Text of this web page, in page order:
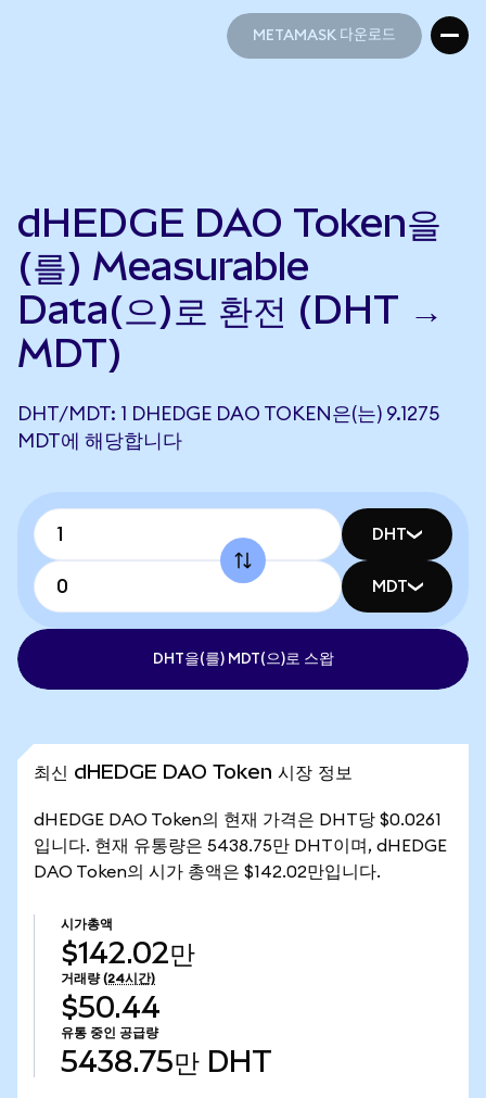
METAMASK 다운로드
dHEDGE DAO Token을
(를) Measurable
Data(으)로 환전 (DHT →
MDT)
DHT/MDT: 1 DHEDGE DAO TOKEN은(는) 9.1275
MDT에 해당합니다
DHT
MDT
DHT을(를) MDT(으)로 스왑
최신 dHEDGE DAO Token 시장 정보
dHEDGE DAO Token의 현재 가격은 DHT당 $0.0261
입니다. 현재 유통량은 5438.75만 DHT이며, dHEDGE
DAO Token의 시가 총액은 $142.02만입니다.
시가총액
$142.02만
거래량 (24시간)
$50.44
유통 중인 공급량
5438.75만 DHT